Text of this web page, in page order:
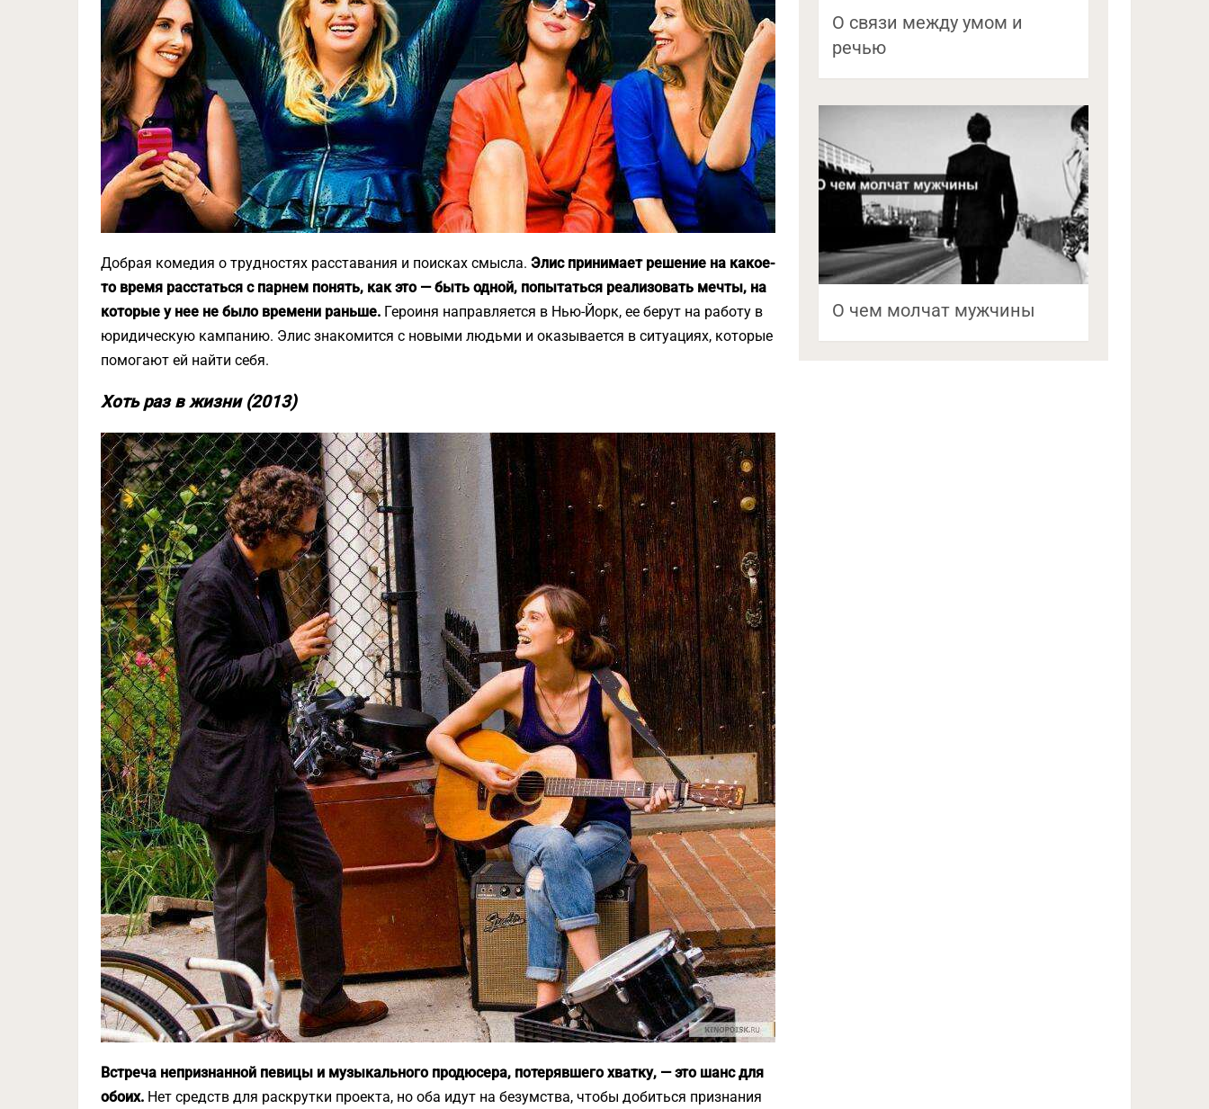
Добрая комедия о трудностях расставания и поисках смысла. Элис принимает решение на какое-
то время расстаться с парнем понять, как это — быть одной, попытаться реализовать мечты, на
которые у нее не было времени раньше. Героиня направляется в Нью-Йорк, ее берут на работу в
юридическую кампанию. Элис знакомится с новыми людьми и оказывается в ситуациях, которые
помогают ей найти себя.
Хоть раз в жизни (2013)
Встреча непризнанной певицы и музыкального продюсера, потерявшего хватку, — это шанс для
обоих. Нет средств для раскрутки проекта, но оба идут на безумства, чтобы добиться признания
О связи между умом и
речью
О чем молчат мужчины